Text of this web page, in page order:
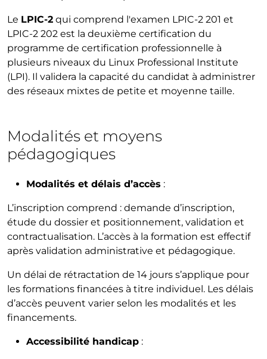
Le LPIC-2 qui comprend l'examen LPIC-2 201 et
LPIC-2 202 est la deuxième certification du
programme de certification professionnelle à
plusieurs niveaux du Linux Professional Institute
(LPI). Il validera la capacité du candidat à administrer
des réseaux mixtes de petite et moyenne taille.
Modalités et moyens
pédagogiques
Modalités et délais d’accès :
L’inscription comprend : demande d’inscription,
étude du dossier et positionnement, validation et
contractualisation. L’accès à la formation est effectif
après validation administrative et pédagogique.
Un délai de rétractation de 14 jours s’applique pour
les formations financées à titre individuel. Les délais
d’accès peuvent varier selon les modalités et les
financements.
Accessibilité handicap :